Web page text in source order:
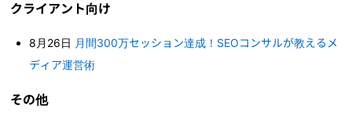
クライアント向け
8月26日 月間300万セッション達成！SEOコンサルが教えるメ
ディア運営術
その他